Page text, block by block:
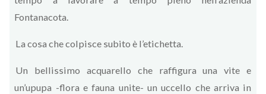
Fontanacota.
La cosa che colpisce subito è l’etichetta.
Un bellissimo acquarello che raffigura una vite e
un’upupa -flora e fauna unite- un uccello che arriva in